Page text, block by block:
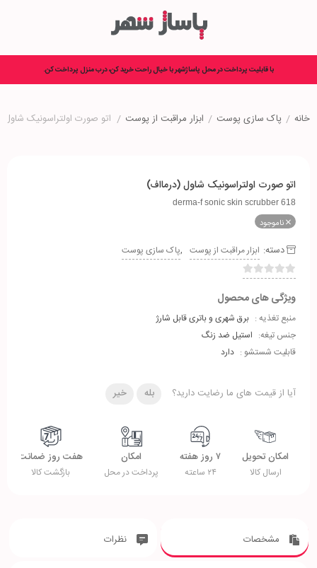
با قابلیت پرداخت در محل پاساژشهر با خیال راحت خرید کن، درب منزل پرداخت کن.
خانه / پاک سازی پوست / ابزار مراقبت از پوست / اتو صورت اولتراسونیک شاول
اتو صورت اولتراسونیک شاول (درمااف)
ناموجود
derma-f sonic skin scrubber 618
دسته: ابزار مراقبت از پوست ,پاک سازی پوست
ویژگی های محصول
منبع تغذیه : برق شهری و باتری قابل شارژ
جنس تیغه: استیل ضد زنگ
قابلیت شستشو : دارد
آیا از قیمت های ما رضایت دارید؟ بله خیر
امکان تحویل
ارسال کالا
۷ روز هفته
۲۴ ساعته
امکان
پرداخت در محل
هفت روز ضمانت
بازگشت کالا
مشخصات نظرات